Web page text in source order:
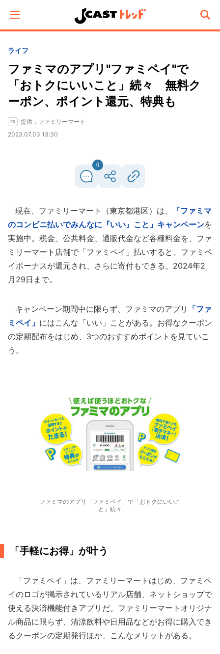
ライフ
ファミマのアプリ"ファミペイ"で
「おトクにいいこと」続々 無料ク
ーポン、ポイント還元、特典も
提供：ファミリーマート
2023.07.03 13:30
0
現在、ファミリーマート（東京都港区）は、
「ファミマ
のコンビニ払いでみんなに『いい』こと」キャンペーンを
実施中。税金、公共料金、通販代金など各種料金を、ファ
ミリーマート店舗で「ファミペイ」払いすると、ファミペ
イボーナスが還元され、さらに寄付もできる。2024年2
月29日まで。
キャンペーン期間中に限らず、ファミマのアプリ
「ファ
ミペイ」 にはこんな「いい」ことがある。お得なクーポン
の定期配布をはじめ、3つのおすすめポイントを見ていこ
う。
ファミマのアプリ「ファミペイ」で「おトクにいいこ
と」続々
「手軽にお得」が叶う
「ファミペイ」は、ファミリーマートはじめ、ファミペ
イのロゴが掲示されているリアル店舗、ネットショップで
使える決済機能付きアプリだ。ファミリーマートオリジナ
ル商品に限らず、清涼飲料や日用品などがお得に購入でき
るクーポンの定期発行ほか、こんなメリットがある。